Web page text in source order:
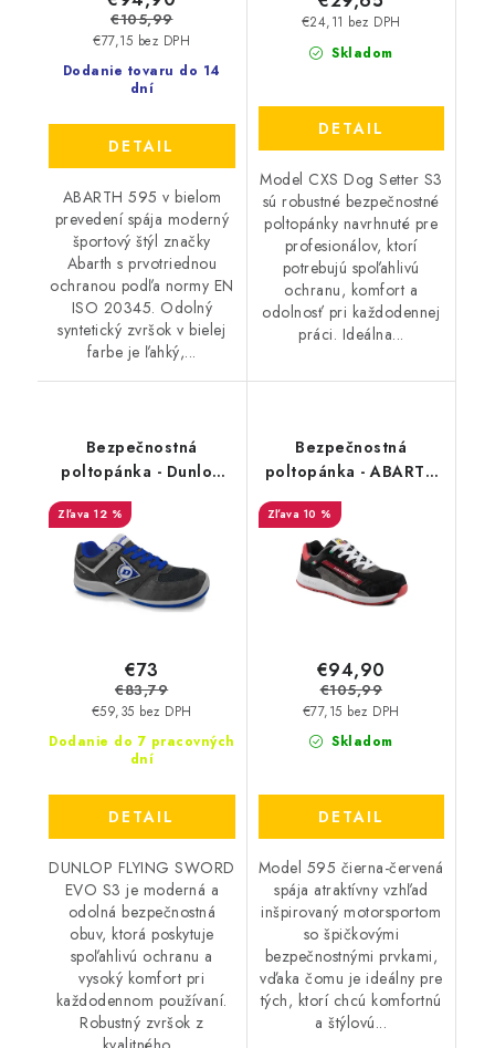
Dodanie tovaru do 14
dní
€77,15 bez DPH
€105,99
DETAIL
ABARTH 595 v bielom
prevedení spája moderný
športový štýl značky
Abarth s prvotriednou
ochranou podľa normy EN
ISO 20345. Odolný
syntetický zvršok v bielej
farbe je ľahký,...
Skladom
€24,11 bez DPH
DETAIL
Model CXS Dog Setter S3
sú robustné bezpečnostné
poltopánky navrhnuté pre
profesionálov, ktorí
potrebujú spoľahlivú
ochranu, komfort a
odolnosť pri každodennej
práci. Ideálna...
Bezpečnostná
poltopánka - Dunlop
FLYING SWORD EVO
S3 - čierna-modrá
DL0201047
12 %
Dodanie do 7 pracovných
dní
€59,35 bez DPH
€73
€83,79
DETAIL
DUNLOP FLYING SWORD
EVO S3 je moderná a
odolná bezpečnostná
obuv, ktorá poskytuje
spoľahlivú ochranu a
vysoký komfort pri
každodennom používaní.
Robustný zvršok z
Bezpečnostná
poltopánka - ABARTH
595 S1 - čierna-červená
AB0001BKRD
10 %
Skladom
€77,15 bez DPH
€94,90
€105,99
DETAIL
Model 595 čierna-červená
spája atraktívny vzhľad
inšpirovaný motorsportom
so špičkovými
bezpečnostnými prvkami,
vďaka čomu je ideálny pre
tých, ktorí chcú komfortnú
a štýlovú...